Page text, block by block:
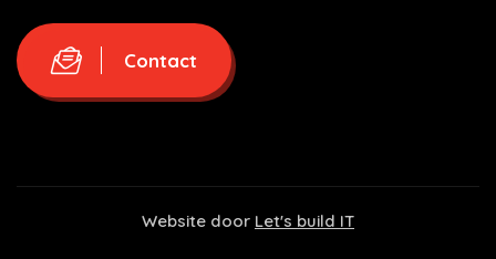
Contact
Website door Let's build IT